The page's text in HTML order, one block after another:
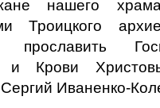
нашего
Троицкого
прославить
и Крови
Иваненко-